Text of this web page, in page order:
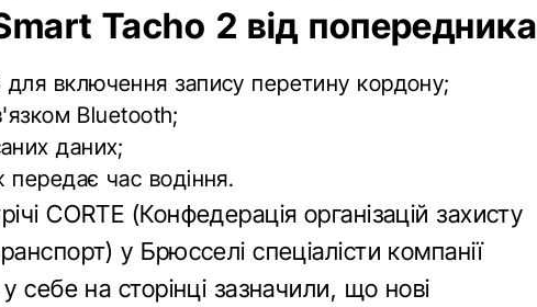
Tacho 2 від попередника
включення запису перетину кордону;
Bluetooth;
даних;
передає час водіння.
CORTE (Конфедерація організацій захисту
у Брюсселі спеціалісти компанії
себе на сторінці зазначили, що нові